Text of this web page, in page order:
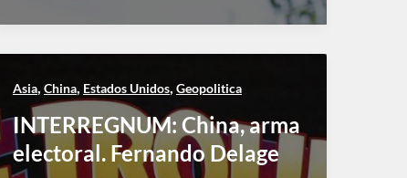
Asia, China, Estados Unidos, Geopolitica
INTERREGNUM: China, arma
electoral. Fernando Delage